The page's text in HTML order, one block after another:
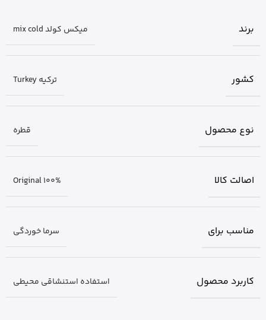
برند میکس کولد mix cold
کشور ترکیه Turkey
نوع محصول قطره
اصالت کالا Original 100%
مناسب برای سرما خوردگی
کاربرد محصول استفاده استنشاقی محیطی